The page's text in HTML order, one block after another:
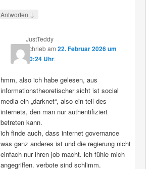
Antworten ↓
JustTeddy
schriebam 22. Februar 2026 um
20:24 Uhr:
hmm, also ich habe gelesen, aus
informationstheoretischer sicht ist social
media ein „darknet“, also ein teil des
internets, den man nur authentifiziert
betreten kann.
ich finde auch, dass internet governance
was ganz anderes ist und die regierung nicht
einfach nur ihren job macht. ich fühle mich
angegriffen. verbote sind schlimm.